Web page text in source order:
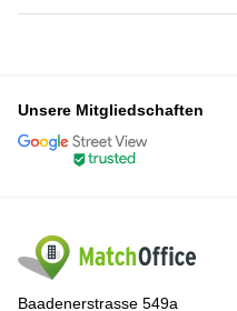
Unsere Mitgliedschaften
Baadenerstrasse 549a